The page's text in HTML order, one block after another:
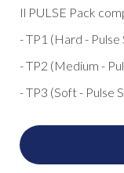
Il PULSE Pack
- TP1 (Hard - Pulse
- TP2 (Medium -
- TP3 (Soft - Pulse